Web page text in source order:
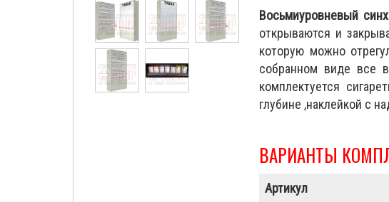
Восьмиуровневый
открываются и
которую можно
собранном виде все
комплектуется
глубине ,наклейкой с
ВАРИАНТЫ
Артикул